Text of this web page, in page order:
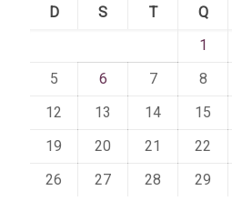
D S T Q
1
5
6 7 8
12
13 14 15
19
20 21 22
26
27 28 29